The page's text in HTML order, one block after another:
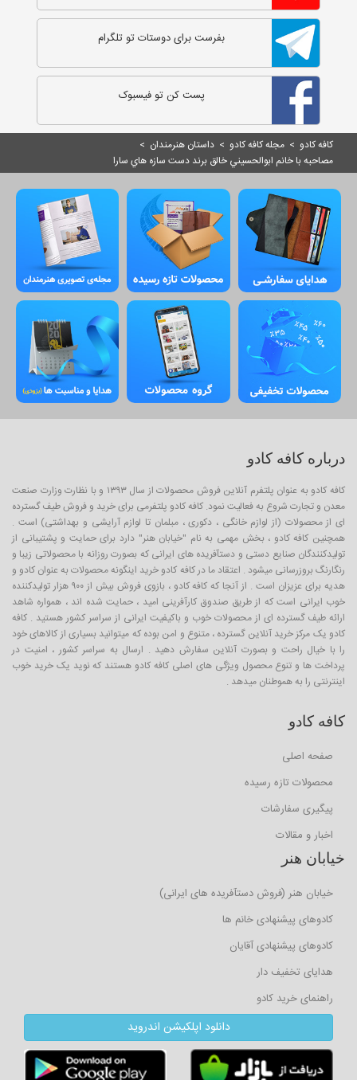
بفرست برای دوستات تو تلگرام
پست کن تو فیسبوک
کافه کادو > مجله کافه کادو > داستان هنرمندان >
مصاحبه با خانم ابوالحسيني خالق برند دست سازه هاي سارا
درباره کافه کادو
کافه کادو به عنوان پلتفرم آنلاین فروش محصولات از سال ۱۳۹۳ و با نظارت وزارت صنعت
معدن و تجارت شروع به فعالیت نمود. کافه کادو پلتفرمی برای خرید و فروش طیف گسترده
ای از محصولات (از لوازم خانگی ، دکوری ، مبلمان تا لوازم آرایشی و بهداشتی) است .
همچنین کافه کادو ، بخش مهمی به نام "خیابان هنر" دارد برای حمایت و پشتیبانی از
تولیدکنندگان صنایع دستی و دستآفریده های ایرانی که بصورت روزانه با محصولاتی زیبا و
رنگارنگ بروزرسانی میشود . اعتقاد ما در کافه کادو خرید اینگونه محصولات به عنوان کادو و
هدیه برای عزیزان است . از آنجا که کافه کادو ، بازوی فروش بیش از ۹۰۰ هزار تولیدکننده
خوب ایرانی است که از طریق صندوق کارآفرینی امید ، حمایت شده اند ، همواره شاهد
ارائه طیف گسترده ای از محصولات خوب و باکیفیت ایرانی از سراسر کشور هستید . کافه
کادو یک مرکز خرید آنلاین گسترده ، متنوع و امن بوده که میتوانید بسیاری از کالاهای خود
را با خیال راحت و بصورت آنلاین سفارش دهید . ارسال به سراسر کشور ، امنیت در
پرداخت ها و تنوع محصول ویژگی های اصلی کافه کادو هستند که نوید یک خرید خوب
اینترنتی را به هموطنان میدهد .
کافه کادو
صفحه اصلی
محصولات تازه رسیده
پیگیری سفارشات
اخبار و مقالات
خیابان هنر
خیابان هنر (فروش دستآفریده های ایرانی)
کادوهای پیشنهادی خانم ها
کادوهای پیشنهادی آقایان
هدایای تخفیف دار
راهنمای خرید کادو
دانلود اپلکیشن اندروید